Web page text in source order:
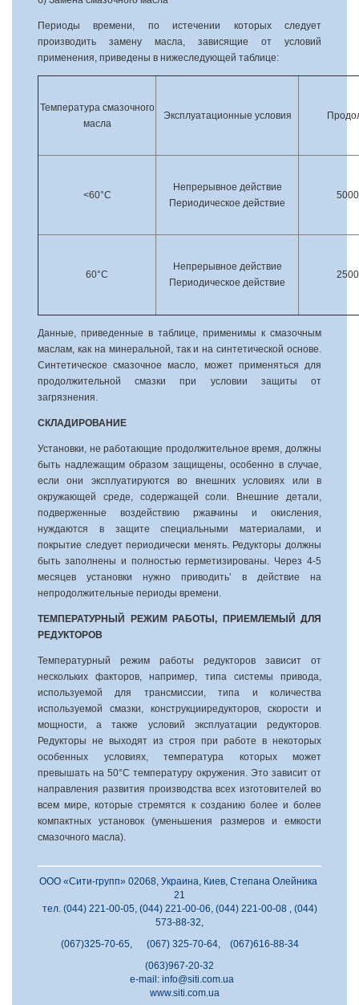
Периоды времени, по истечении которых следует
производить замену масла, зависящие от условий
применения, приведены в нижеследующей таблице:
Температура смазочного
масла
Эксплуатационные условия
<60°С
Непрерывное действие
Периодическое действие
60°С
Непрерывное действие
Периодическое действие
Данные, приведенные в таблице, применимы к смазочным
маслам, как на минеральной, так и на синтетической основе.
Синтетическое смазочное масло, может применяться для
продолжительной смазки при условии защиты от
загрязнения.
СКЛАДИРОВАНИЕ
Установки, не работающие продолжительное время, должны
быть надлежащим образом защищены, особенно в случае,
если они эксплуатируются во внешних условиях или в
окружающей среде, содержащей соли. Внешние детали,
подверженные воздействию ржавчины и окисления,
нуждаются в защите специальными материалами, и
покрытие следует периодически менять. Редукторы должны
быть заполнены и полностью герметизированы. Через 4-5
месяцев установки нужно приводить’ в действие на
непродолжительные периоды времени.
ТЕМПЕРАТУРНЫЙ РЕЖИМ РАБОТЫ, ПРИЕМЛЕМЫЙ ДЛЯ
РЕДУКТОРОВ
Температурный режим работы редукторов зависит от
нескольких факторов, например, типа системы привода,
используемой для трансмиссии, типа и количества
используемой смазки, конструкцииредукторов, скорости и
мощности, а также условий эксплуатации редукторов.
Редукторы не выходят из строя при работе в некоторых
особенных условиях, температура которых может
превышать на 50°С температуру окружения. Это зависит от
направления развития производства всех изготовителей во
всем мире, которые стремятся к созданию более и более
компактных установок (уменьшения размеров и емкости
смазочного масла).
ООО «Сити-групп» 02068, Украина, Киев, Степана Олейника
21
тел. (044) 221-00-05, (044) 221-00-06, (044) 221-00-08 , (044)
573-88-32,
(067)325-70-65, (067) 325-70-64, (067)616-88-34
(063)967-20-32
e-mail: info@siti.com.ua
www.siti.com.ua